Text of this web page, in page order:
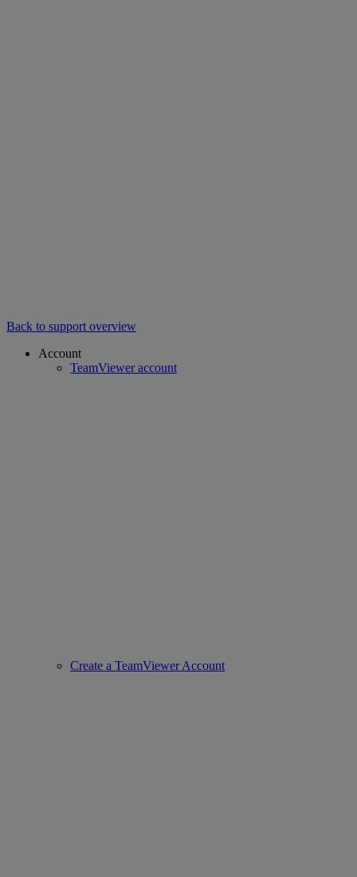
Back to support overview
Account
TeamViewer account
Create a TeamViewer Account